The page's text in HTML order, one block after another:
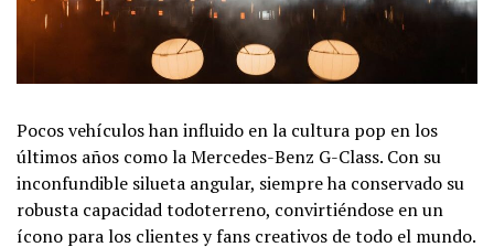
Pocos vehículos han influido en la cultura pop en los
últimos años como la Mercedes-Benz G-Class. Con su
inconfundible silueta angular, siempre ha conservado su
robusta capacidad todoterreno, convirtiéndose en un
ícono para los clientes y fans creativos de todo el mundo.